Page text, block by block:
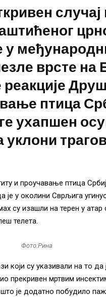
у
врсте на
реакције
птица
ухапшен
уклони
и проучавање птица
је у околини Сврљига
су изашли на терен у
телета.
Фото:Рина
који су указивали на то да
прекривен мртвим
је додатно побудило